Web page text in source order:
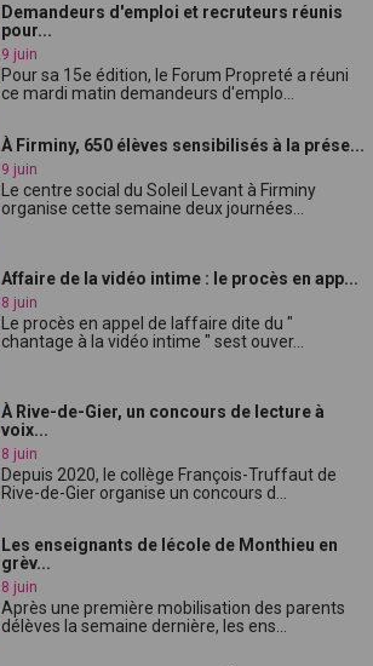
Demandeurs d'emploi et recruteurs réunis
pour...
9 juin
Pour sa 15e édition, le Forum Propreté a réuni
ce mardi matin demandeurs d'emplo...
À Firminy, 650 élèves sensibilisés à la prése...
9 juin
Le centre social du Soleil Levant à Firminy
organise cette semaine deux journées...
Affaire de la vidéo intime : le procès en app...
8 juin
Le procès en appel de laffaire dite du "
chantage à la vidéo intime " sest ouver...
À Rive-de-Gier, un concours de lecture à
voix...
8 juin
Depuis 2020, le collège François-Truffaut de
Rive-de-Gier organise un concours d...
Les enseignants de lécole de Monthieu en
grèv...
8 juin
Après une première mobilisation des parents
délèves la semaine dernière, les ens...